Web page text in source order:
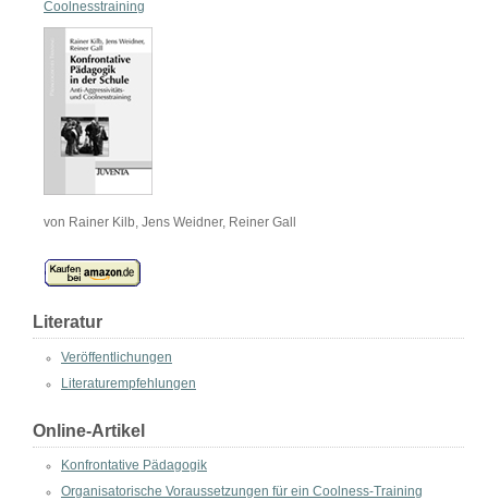
Coolnesstraining
von Rainer Kilb, Jens Weidner, Reiner Gall
Literatur
Veröffentlichungen
Literaturempfehlungen
Online-Artikel
Konfrontative Pädagogik
Organisatorische Voraussetzungen für ein Coolness-Training